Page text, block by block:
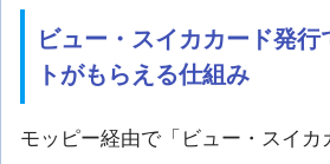
ビュー・スイカカード発
トがもらえる仕組み
モッピー経由で「ビュー・スイカ